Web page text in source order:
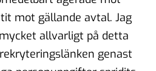
mot gällande avtal. Jag
allvarligt på detta
genast